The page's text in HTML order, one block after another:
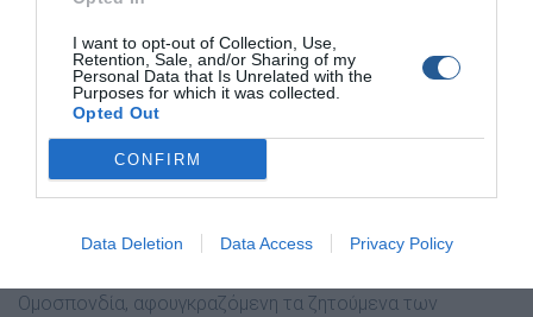
I want to opt-out of Collection, Use,
Retention, Sale, and/or Sharing of my
Personal Data that Is Unrelated with the
Purposes for which it was collected.
Opted Out
CONFIRM
Data Deletion Data Access Privacy Policy
ΝΑΟΚ, Μιχαηλίδης, Μαραγκός.
Ανακοίνωση
Οµοσπονδία, αφουγκραζόµενη τα ζητούµενα των